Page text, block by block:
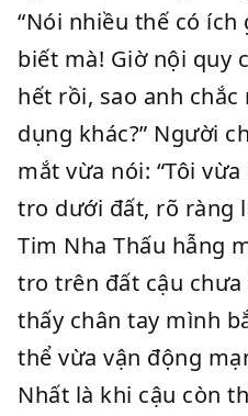
“Nói nhiều thế có
biết mà! Giờ nội quy
hết rồi, sao anh
dụng khác?” Người
mắt vừa nói: “Tôi
tro dưới đất, rõ ràng
Tim Nha Thấu hẫng
tro trên đất cậu
thấy chân tay mình
thể vừa vận động
Nhất là khi cậu còn